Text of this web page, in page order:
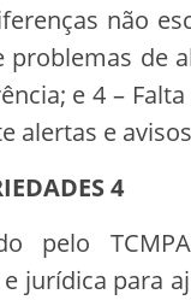
não
problemas de
e 4 –
alertas e
4
pelo
jurídica para